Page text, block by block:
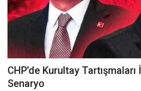
CHP’de Kurultay
Senaryo